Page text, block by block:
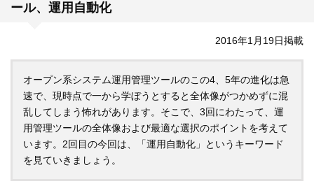
ール、運用自動化
2016年1月19日掲載
オープン系システム運用管理ツールのこの4、5年の進化は急
速で、現時点で一から学ぼうとすると全体像がつかめずに混
乱してしまう怖れがあります。そこで、3回にわたって、運
用管理ツールの全体像および最適な選択のポイントを考えて
います。2回目の今回は、「運用自動化」というキーワード
を見ていきましょう。